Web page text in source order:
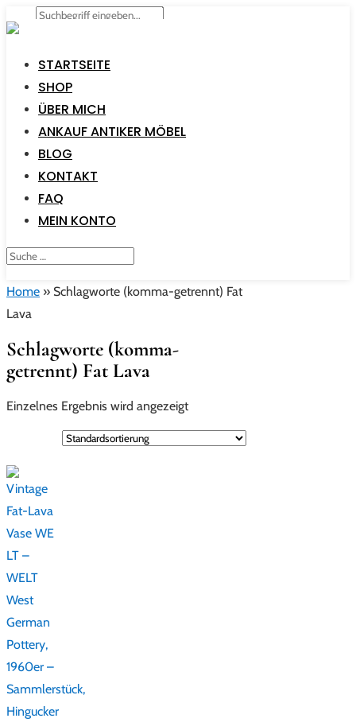
STARTSEITE
SHOP
ÜBER MICH
ANKAUF ANTIKER MÖBEL
BLOG
KONTAKT
FAQ
MEIN KONTO
Home » Schlagworte (komma-getrennt) Fat
Lava
Schlagworte (komma-
getrennt) Fat Lava
Einzelnes Ergebnis wird angezeigt